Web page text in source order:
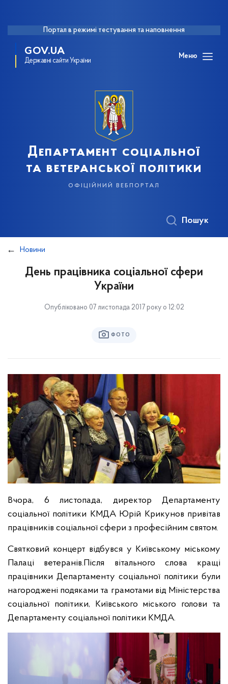
Портал в режимі тестування та наповнення
GOV.UA
Державні сайти України
Меню
Департамент соціальної
та ветеранської політики
офіційний вебпортал
Пошук
Новини
День працівника соціальної сфери
України
Опубліковано 07 листопада 2017 року о 12:02
ФОТО
Вчора, 6 листопада, директор Департаменту
соціальної політики КМДА Юрій Крикунов привітав
працівників соціальної сфери з професійним святом.
Святковий концерт відбувся у Київському міському
Палаці ветеранів.Після вітального слова кращі
працівники Департаменту соціальної політики були
нагороджені подяками та грамотами від Міністерства
соціальної політики, Київського міського голови та
Департаменту соціальної політики КМДА.